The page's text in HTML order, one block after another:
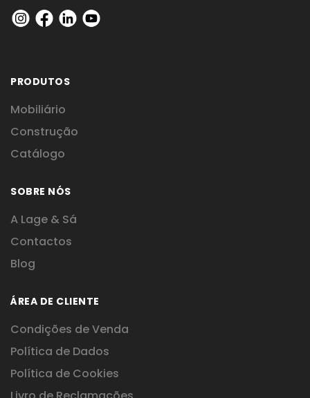
PRODUTOS
Mobiliário
Construção
Catálogo
SOBRE NÓS
A Lage & Sá
Contactos
Blog
ÁREA DE CLIENTE
Condições de Venda
Política de Dados
Política de Cookies